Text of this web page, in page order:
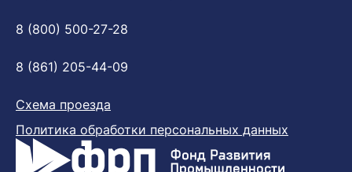
8 (800) 500-27-28
8 (861) 205-44-09
Схема проезда
Политика обработки персональных данных